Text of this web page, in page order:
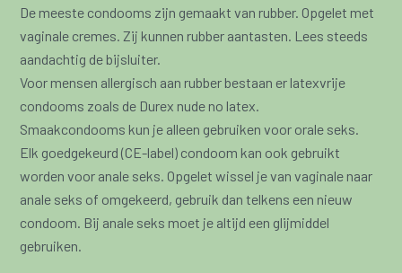
De meeste condooms zijn gemaakt van rubber. Opgelet met
vaginale cremes. Zij kunnen rubber aantasten. Lees steeds
aandachtig de bijsluiter.
Voor mensen allergisch aan rubber bestaan er latexvrije
condooms zoals de Durex nude no latex.
Smaakcondooms kun je alleen gebruiken voor orale seks.
Elk goedgekeurd (CE-label) condoom kan ook gebruikt
worden voor anale seks. Opgelet wissel je van vaginale naar
anale seks of omgekeerd, gebruik dan telkens een nieuw
condoom. Bij anale seks moet je altijd een glijmiddel
gebruiken.